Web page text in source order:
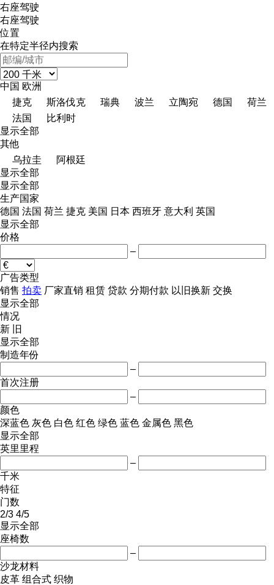
右座驾驶
右座驾驶
位置
在特定半径内搜索
中国 欧洲
捷克
斯洛伐克 瑞典 波兰 立陶宛 德国
荷兰
法国
比利时
显示全部
其他
乌拉圭
阿根廷
显示全部
显示全部
生产国家
德国 法国 荷兰 捷克 美国 日本 西班牙 意大利 英国
显示全部
价格
–
广告类型
销售 拍卖 厂家直销 租赁 贷款 分期付款 以旧换新 交换
显示全部
情况
新
旧
显示全部
制造年份
–
首次注册
–
颜色
深蓝色 灰色 白色 红色 绿色 蓝色 金属色 黑色
显示全部
英里里程
–
千米
特征
门数
2/3 4/5
显示全部
座椅数
–
沙龙材料
皮革 组合式 织物